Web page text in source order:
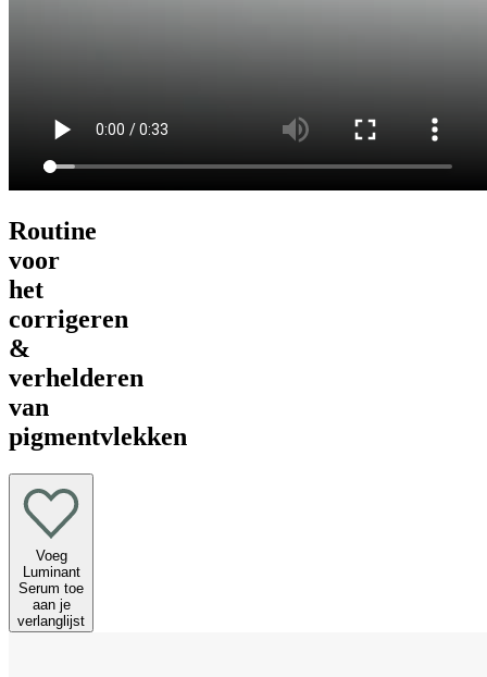
Routine
voor
het
corrigeren
&
verhelderen
van
pigmentvlekken
Voeg
Luminant
Serum toe
aan je
verlanglijst